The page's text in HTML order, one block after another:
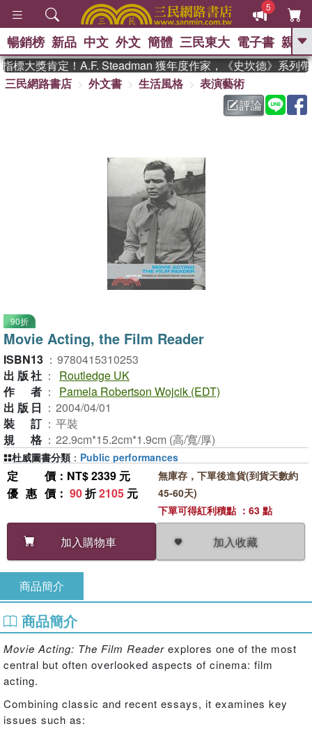
5
GO
熱搜： 東野圭吾 、 高希均教授回憶錄
父親節 、 如果歷
暑期推薦 、 國際布克
偉大的迷走神經
暢銷榜 新品 中文 外文 簡體 三民東大 電子書 親子
大獎肯定！A.F. Steadman 獲年度作家，《史坎德》系列帶
三民網路書店
外文書 生活風格
表演藝術
評論
90折
Movie Acting, the Film Reader
ISBN13 ： 9780415310253
出版社 ：
Routledge UK
作者 ：
Pamela Robertson Wojcik (EDT)
出版日 ： 2004/04/01
裝訂 ： 平裝
規格 ： 22.9cm*15.2cm*1.9cm (高/寬/厚)
定價 ：NT$ 2339 元
優惠價 ： 90折2105 元
加入購物車 加入收藏
無庫存，下單後進貨(到貨天數約
45-60天)
下單可得紅利積點 ：63 點
杜威圖書分類 ： Public performances
商品簡介
商品簡介
Movie Acting: The Film Reader explores one of the most
central but often overlooked aspects of cinema: film
acting.
Combining classic and recent essays, it examines key
issues such as: